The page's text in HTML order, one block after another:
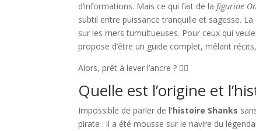
d’informations. Mais ce qui fait de lafigurine
subtil entre puissance tranquille et sagesse.
sur les mers tumultueuses. Pour ceux qui
propose d’être un guide complet, mêlant
Alors, prêt à lever l’ancre ? 🏴‍☠️
Quelle est l’origine et
Impossible de parler de l’histoire Shanks
pirate : il a été mousse sur le navire du